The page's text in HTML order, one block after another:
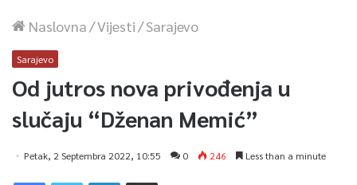
Naslovna/Vijesti/Sarajevo
Sarajevo
Od jutros nova privođenja u
slučaju “Dženan Memić”
Petak, 2 Septembra 2022, 10:55 0 246 Less than a minute